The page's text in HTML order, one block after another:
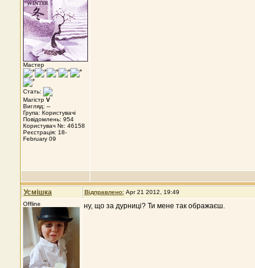
Мастер
Стать:
Магістр V
Вигляд: --
Група: Користувачі
Повідомлень: 954
Користувач №: 46158
Реєстрація: 18-
February 09
Усмішка Відправлено: Apr 21 2012, 19:49
Offline
ну, що за дурниці? Ти мене так ображаєш.